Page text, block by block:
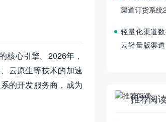
核心引擎。2026年，
云原生等技术的加速
的开发服务商，成为
渠道订货系统
轻量化渠道
云轻量版渠
推荐阅读